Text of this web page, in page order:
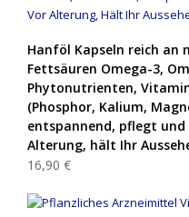
Hanföl Kapseln reich
Fettsäuren Omega-3,
Phytonutrienten,
(Phosphor, Kalium,
entspannend, pflegt
Alterung, hält Ihr
16,90 €